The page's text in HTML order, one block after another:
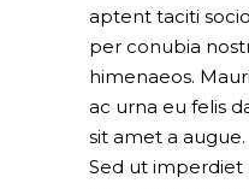
aptent taciti
per conubia
himenaeos.
ac urna eu felis
sit amet a
Sed ut imperdiet